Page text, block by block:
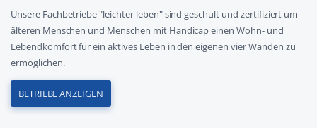
Unsere Fachbetriebe "leichter leben" sind geschult und zertifiziert um
älteren Menschen und Menschen mit Handicap einen Wohn- und
Lebendkomfort für ein aktives Leben in den eigenen vier Wänden zu
ermöglichen.
BETRIEBE ANZEIGEN